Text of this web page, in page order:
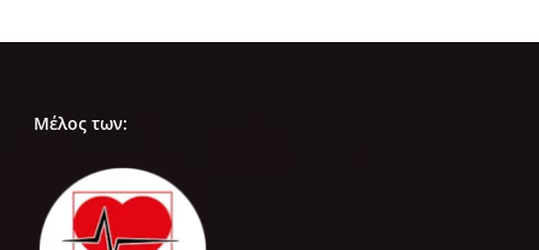
Μέλος των: